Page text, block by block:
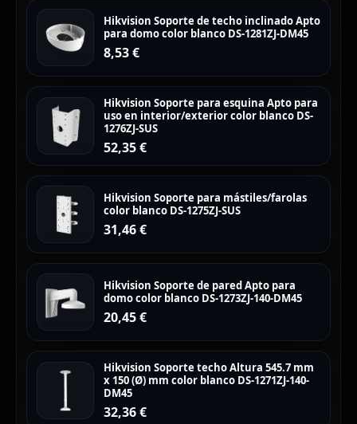
Hikvision Soporte de techo inclinado Apto
para domo color blanco DS-1281ZJ-DM45
8,53€
Hikvision Soporte para esquina Apto para
uso en interior/exterior color blanco DS-
1276ZJ-SUS
52,35€
Hikvision Soporte para mástiles/farolas
color blanco DS-1275ZJ-SUS
31,46€
Hikvision Soporte de pared Apto para
domo color blanco DS-1273ZJ-140-DM45
20,45€
Hikvision Soporte techo Altura 545.7 mm
x 150 (Ø) mm color blanco DS-1271ZJ-140-
DM45
32,36€